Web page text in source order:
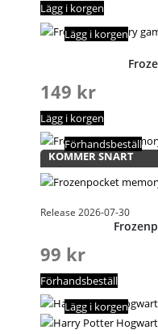
Lägg i korgen
Lägg i korgen
149 kr
Lägg i korgen
KOMMER SNART
Release 2026-07-30
Förhandsbeställ
99 kr
Förhandsbeställ
Lägg i korgen